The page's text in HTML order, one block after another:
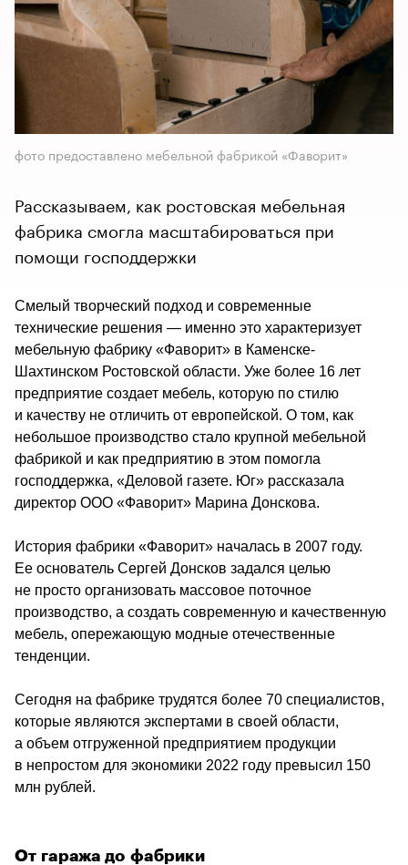
фото предоставлено мебельной фабрикой «Фаворит»
Рассказываем, как ростовская мебельная
фабрика смогла масштабироваться при
помощи господдержки
Смелый творческий подход и современные
технические решения — именно это характеризует
мебельную фабрику «Фаворит» в Каменске-
Шахтинском Ростовской области. Уже более 16 лет
предприятие создает мебель, которую по стилю
и качеству не отличить от европейской. О том, как
небольшое производство стало крупной мебельной
фабрикой и как предприятию в этом помогла
господдержка, «Деловой газете. Юг» рассказала
директор ООО «Фаворит» Марина Донскова.
История фабрики «Фаворит» началась в 2007 году.
Ее основатель Сергей Донсков задался целью
не просто организовать массовое поточное
производство, а создать современную и качественную
мебель, опережающую модные отечественные
тенденции.
Сегодня на фабрике трудятся более 70 специалистов,
которые являются экспертами в своей области,
а объем отгруженной предприятием продукции
в непростом для экономики 2022 году превысил 150
млн рублей.
От гаража до фабрики